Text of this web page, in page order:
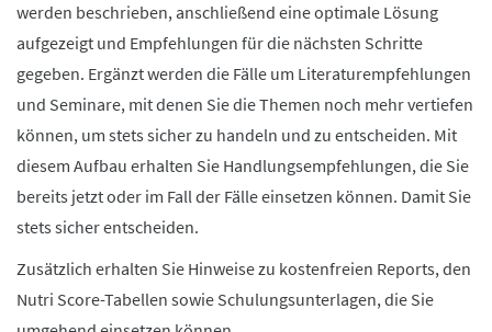
werden beschrieben, anschließend eine optimale Lösung
aufgezeigt und Empfehlungen für die nächsten Schritte
gegeben. Ergänzt werden die Fälle um Literaturempfehlungen
und Seminare, mit denen Sie die Themen noch mehr vertiefen
können, um stets sicher zu handeln und zu entscheiden. Mit
diesem Aufbau erhalten Sie Handlungsempfehlungen, die Sie
bereits jetzt oder im Fall der Fälle einsetzen können. Damit Sie
stets sicher entscheiden.
Zusätzlich erhalten Sie Hinweise zu kostenfreien Reports, den
Nutri Score-Tabellen sowie Schulungsunterlagen, die Sie